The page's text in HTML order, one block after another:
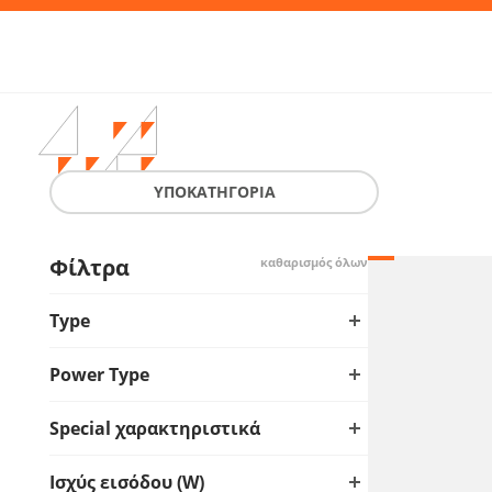
ΥΠΟΚΑΤΗΓΟΡΙΑ
Φίλτρα καθαρισμός όλων
Type
Power Type
Special χαρακτηριστικά
Ισχύς εισόδου (W)